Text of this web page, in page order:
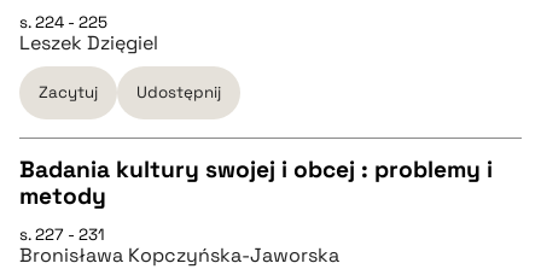
pobierz cytat
BIBTEX
pobierz cytat
s. 224 - 225
Leszek Dzięgiel
Zacytuj Udostępnij
CZYSTY TEKST
Badania kultury swojej i obcej : problemy i
metody
s. 227 - 231
Bronisława Kopczyńska-Jaworska